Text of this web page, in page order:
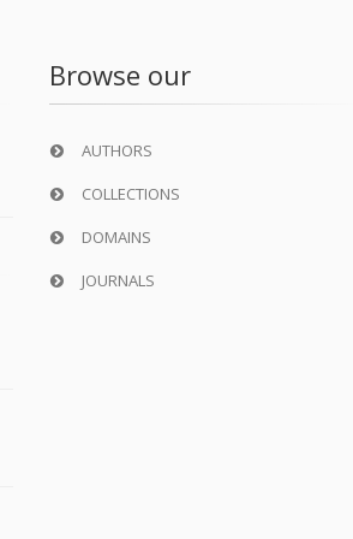
Browse our
AUTHORS
COLLECTIONS
DOMAINS
JOURNALS